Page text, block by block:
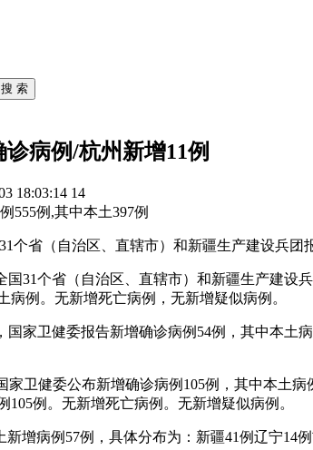
搜 索
病例/杭州新增11例
18:03:14 14
555例,其中本土397例
个省（自治区、直辖市）和新疆生产建设兵团
国31个省（自治区、直辖市）和新疆生产建设
病例。无新增死亡病例，无新增疑似病例。
国家卫健委报告新增确诊病例54例，其中本
家卫健委公布新增确诊病例105例，其中本土
105例。无新增死亡病例。无新增疑似病例。
新增病例57例，具体分布为：新疆41例辽宁14